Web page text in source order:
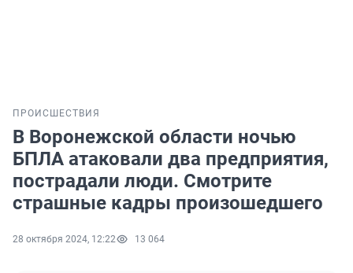
ПРОИСШЕСТВИЯ
В Воронежской области ночью
БПЛА атаковали два предприятия,
пострадали люди. Смотрите
страшные кадры произошедшего
28 октября 2024, 12:22 13 064